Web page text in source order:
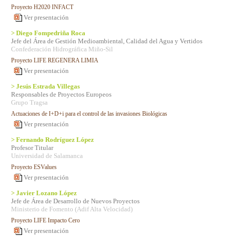
Proyecto H2020 INFACT
Ver presentación
> Diego Fompedriña Roca
Jefe del Área de Gestión Medioambiental, Calidad del Agua y Vertidos
Confederación Hidrográfica Miño-Sil
Proyecto LIFE REGENERA LIMIA
Ver presentación
> Jesús Estrada Villegas
Responsables de Proyectos Europeos
Grupo Tragsa
Actuaciones de I+D+i para el control de las invasiones Biológicas
Ver presentación
> Fernando Rodríguez López
Profesor Titular
Universidad de Salamanca
Proyecto ESValues
Ver presentación
> Javier Lozano López
Jefe de Área de Desarrollo de Nuevos Proyectos
Ministerio de Fomento (Adif Alta Velocidad)
Proyecto LIFE Impacto Cero
Ver presentación